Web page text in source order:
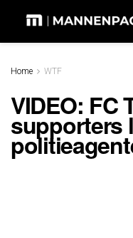
Home WTF
VIDEO: FC
supporters